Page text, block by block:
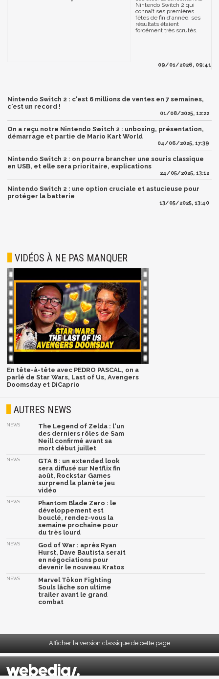
Nintendo Switch 2 qui
connaît ses premières
fêtes de fin d'année, ses
résultats étaient
forcément très scrutés.
09/01/2026, 09:41
Nintendo Switch 2 : c'est 6 millions de ventes en 7 semaines,
c'est un record !
01/08/2025, 12:22
On a reçu notre Nintendo Switch 2 : unboxing, présentation,
démarrage et partie de Mario Kart World
04/06/2025, 17:39
Nintendo Switch 2 : on pourra brancher une souris classique
en USB, et elle sera prioritaire, explications
24/05/2025, 13:12
Nintendo Switch 2 : une option cruciale et astucieuse pour
protéger la batterie
13/05/2025, 13:40
VIDÉOS À NE PAS MANQUER
En tête-à-tête avec PEDRO PASCAL, on a
parlé de Star Wars, Last of Us, Avengers
Doomsday et DiCaprio
AUTRES NEWS
NEWS
The Legend of Zelda : l'un
des derniers rôles de Sam
Neill confirmé avant sa
mort début juillet
NEWS
GTA 6 : un extended look
sera diffusé sur Netflix fin
août, Rockstar Games
surprend la planète jeu
vidéo
NEWS
Phantom Blade Zero : le
développement est
bouclé, rendez-vous la
semaine prochaine pour
du très lourd
NEWS
God of War : après Ryan
Hurst, Dave Bautista serait
en négociations pour
devenir le nouveau Kratos
NEWS
Marvel Tōkon Fighting
Souls lâche son ultime
trailer avant le grand
combat
Afficher la version classique de cette page